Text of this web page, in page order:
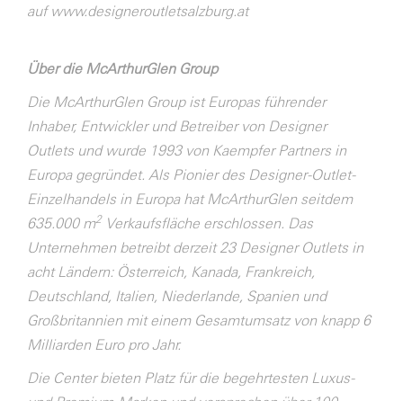
aufwww.designeroutletsalzburg.at
Über die McArthurGlen Group
Die McArthurGlen Group ist Europas führender
Inhaber, Entwickler und Betreiber von Designer
Outlets und wurde 1993 von Kaempfer Partners in
Europa gegründet. Als Pionier des Designer-Outlet-
Einzelhandels in Europa hat McArthurGlen seitdem
635.000 m2Verkaufsfläche erschlossen. Das
Unternehmen betreibt derzeit 23 Designer Outlets in
acht Ländern: Österreich, Kanada, Frankreich,
Deutschland, Italien, Niederlande, Spanien und
Großbritannien mit einem Gesamtumsatz von knapp 6
Milliarden Euro pro Jahr.
Die Center bieten Platz für die begehrtesten Luxus-